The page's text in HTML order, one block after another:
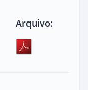
Arquivo: